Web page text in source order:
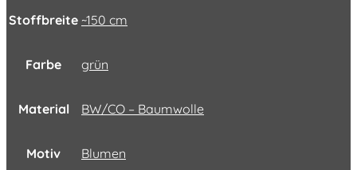
Stoffbreite ~150 cm
Farbe grün
Material BW/CO – Baumwolle
Motiv
Blumen